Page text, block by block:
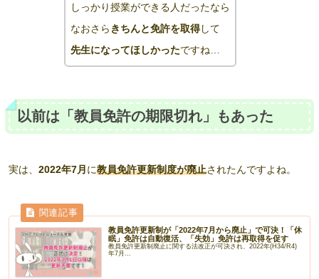
しっかり授業ができる人だったなら
なおさら きちんと免許を取得して
先生になってほしかったですね…
以前は「教員免許の期限切れ」もあった
実は、 2022年7月 に教員免許更新制度が廃止されたんですよね。
教員免許更新制が「2022年7月から廃止」で可決！「休
眠」免許は自動復活、「失効」免許は再取得を促す
教員免許更新制廃止に関する法改正が可決され、2022年(H34/R4)
年7月...